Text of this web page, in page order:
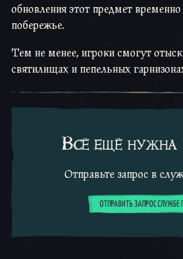
обновления этот предмет
побережье.
Тем не менее, игроки смогут
святилищах и пепельных
Всё ещё
Отправьте запрос в
ОТПРАВИТЬ ЗАПРОС СЛУЖБЕ